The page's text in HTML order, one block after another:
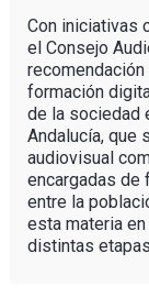
Con iniciativas
el Consejo
formación
de la sociedad
Andalucía, que
audiovisual
encargadas de
entre la
esta materia
distintas